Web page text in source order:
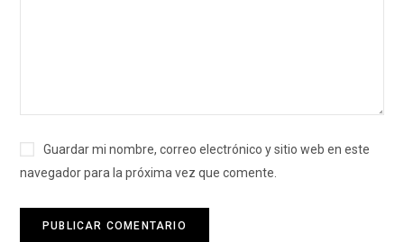
Guardar mi nombre, correo electrónico y sitio web en este
navegador para la próxima vez que comente.